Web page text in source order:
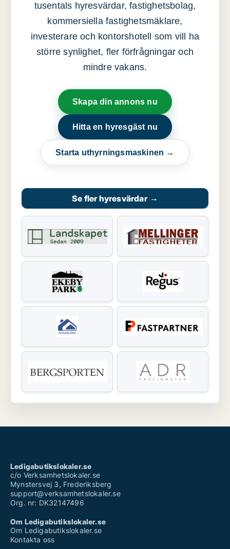
tusentals hyresvärdar, fastighetsbolag,
kommersiella fastighetsmäklare,
investerare och kontorshotell som vill ha
större synlighet, fler förfrågningar och
mindre vakans.
Skapa din annons nu
Hitta en hyresgäst nu
Starta uthyrningsmaskinen →
Se fler hyresvärdar →
Ledigabutikslokaler.se
c/o Verksamhetslokaler.se
Mynstersvej 3, Frederiksberg
support@verksamhetslokaler.se
Org. nr: DK32147496
Om Ledigabutikslokaler.se
Om Ledigabutikslokaler.se
Kontakta oss